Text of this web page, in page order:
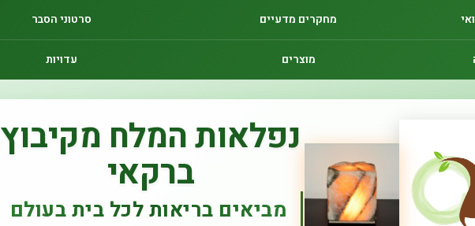
מחקרים מדעיים סרטוני הסבר
מוצרים עדויות
נפלאות המלח מקיבוץ
ברקאי
מביאים בריאות לכל בית בעולם